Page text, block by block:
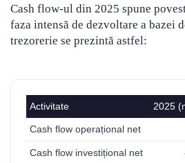
Cash flow-ul din 2025 spune
faza intensă de dezvoltare a bazei
trezorerie se prezintă astfel:
Activitate 2025
Cash flow operațional net
Cash flow investițional net